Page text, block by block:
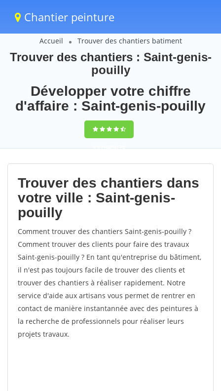
Chantier peinture
Accueil Trouver des chantiers batiment
Trouver des chantiers : Saint-genis-
pouilly
Développer votre chiffre
d'affaire : Saint-genis-pouilly
9,5(100%)70
votes
Trouver des chantiers dans
votre ville : Saint-genis-
pouilly
Comment trouver des chantiers Saint-genis-pouilly ?
Comment trouver des clients pour faire des travaux
Saint-genis-pouilly ? En tant qu'entreprise du bâtiment,
il n'est pas toujours facile de trouver des clients et
trouver des chantiers à réaliser rapidement. Notre
service d'aide aux artisans vous permet de rentrer en
contact de manière instantannée avec des peintures à
la recherche de professionnels pour réaliser leurs
projets travaux.